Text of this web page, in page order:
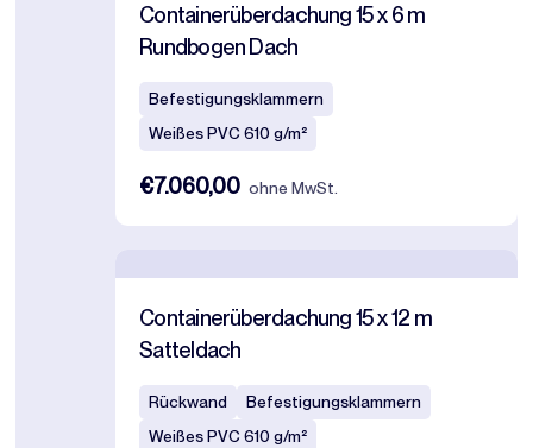
Containerüberdachung 15 x 6 m
Rundbogen Dach
Befestigungsklammern
Weißes PVC 610 g/m²
€7.060,00 ohne MwSt.
Containerüberdachung 15 x 12 m
Satteldach
Rückwand
Befestigungsklammern
Weißes PVC 610 g/m²